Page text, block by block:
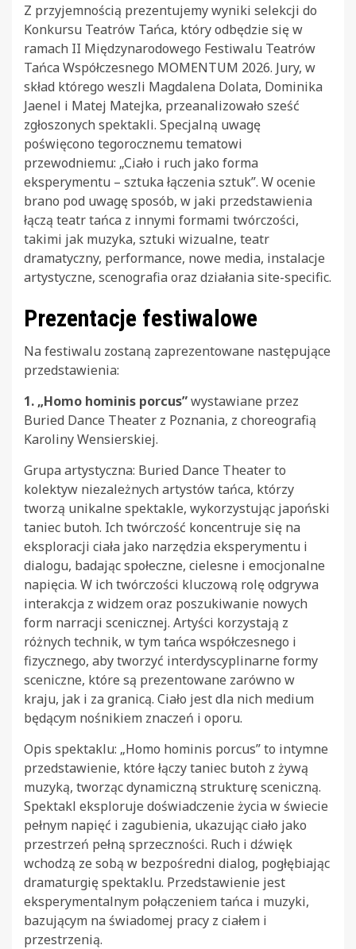
Z przyjemnością prezentujemy wyniki selekcji do
Konkursu Teatrów Tańca, który odbędzie się w
ramach II Międzynarodowego Festiwalu Teatrów
Tańca Współczesnego MOMENTUM 2026. Jury, w
skład którego weszli Magdalena Dolata, Dominika
Jaenel i Matej Matejka, przeanalizowało sześć
zgłoszonych spektakli. Specjalną uwagę
poświęcono tegorocznemu tematowi
przewodniemu: „Ciało i ruch jako forma
eksperymentu – sztuka łączenia sztuk”. W ocenie
brano pod uwagę sposób, w jaki przedstawienia
łączą teatr tańca z innymi formami twórczości,
takimi jak muzyka, sztuki wizualne, teatr
dramatyczny, performance, nowe media, instalacje
artystyczne, scenografia oraz działania site-specific.
Prezentacje festiwalowe
Na festiwalu zostaną zaprezentowane następujące
przedstawienia:
1. „Homo hominis porcus”wystawiane przez
Buried Dance Theater z Poznania, z choreografią
Karoliny Wensierskiej.
Grupa artystyczna: Buried Dance Theater to
kolektyw niezależnych artystów tańca, którzy
tworzą unikalne spektakle, wykorzystując japoński
taniec butoh. Ich twórczość koncentruje się na
eksploracji ciała jako narzędzia eksperymentu i
dialogu, badając społeczne, cielesne i emocjonalne
napięcia. W ich twórczości kluczową rolę odgrywa
interakcja z widzem oraz poszukiwanie nowych
form narracji scenicznej. Artyści korzystają z
różnych technik, w tym tańca współczesnego i
fizycznego, aby tworzyć interdyscyplinarne formy
sceniczne, które są prezentowane zarówno w
kraju, jak i za granicą. Ciało jest dla nich medium
będącym nośnikiem znaczeń i oporu.
Opis spektaklu: „Homo hominis porcus” to intymne
przedstawienie, które łączy taniec butoh z żywą
muzyką, tworząc dynamiczną strukturę sceniczną.
Spektakl eksploruje doświadczenie życia w świecie
pełnym napięć i zagubienia, ukazując ciało jako
przestrzeń pełną sprzeczności. Ruch i dźwięk
wchodzą ze sobą w bezpośredni dialog, pogłębiając
dramaturgię spektaklu. Przedstawienie jest
eksperymentalnym połączeniem tańca i muzyki,
bazującym na świadomej pracy z ciałem i
przestrzenią.